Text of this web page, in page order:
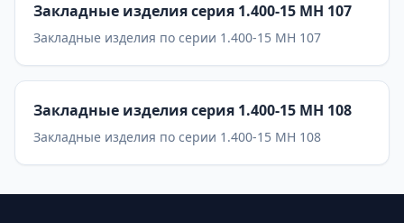
Закладные изделия серия 1.400-15 МН 107
Закладные изделия по серии 1.400-15 МН 107
Закладные изделия серия 1.400-15 МН 108
Закладные изделия по серии 1.400-15 МН 108